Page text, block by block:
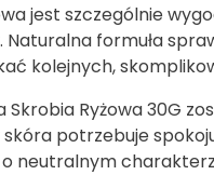
jest szczególnie
Naturalna formuła
kolejnych,
Skrobia Ryżowa 30G
skóra potrzebuje
neutralnym